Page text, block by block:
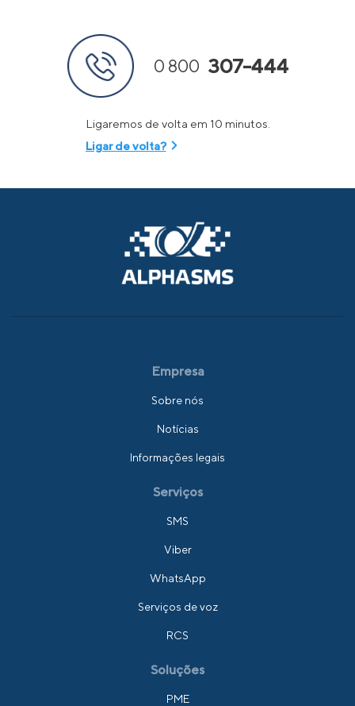
0 800 307-444
Ligaremos de volta em 10 minutos.
Ligar de volta?
Empresa
Sobre nós
Notícias
Informações legais
Serviços
SMS
Viber
WhatsApp
Serviços de voz
RCS
Soluções
PME